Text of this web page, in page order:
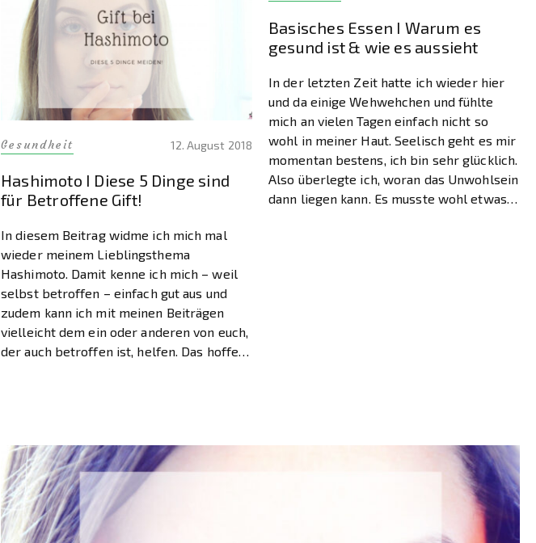
Gesundheit 12. August 2018
Hashimoto I Diese 5 Dinge sind
für Betroffene Gift!
In diesem Beitrag widme ich mich mal
wieder meinem Lieblingsthema
Hashimoto. Damit kenne ich mich – weil
selbst betroffen – einfach gut aus und
zudem kann ich mit meinen Beiträgen
vielleicht dem ein oder anderen von euch,
der auch betroffen ist, helfen. Das hoffe
Basisches Essen I Warum es
gesund ist & wie es aussieht
In der letzten Zeit hatte ich wieder hier
und da einige Wehwehchen und fühlte
mich an vielen Tagen einfach nicht so
wohl in meiner Haut. Seelisch geht es mir
momentan bestens, ich bin sehr glücklich.
Also überlegte ich, woran das Unwohlsein
dann liegen kann. Es musste wohl etwas